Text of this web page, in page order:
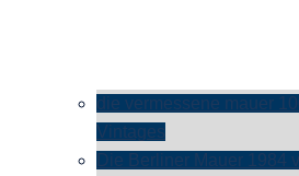
die vermessene mauer
Vintages
Die Berliner Mauer 1984